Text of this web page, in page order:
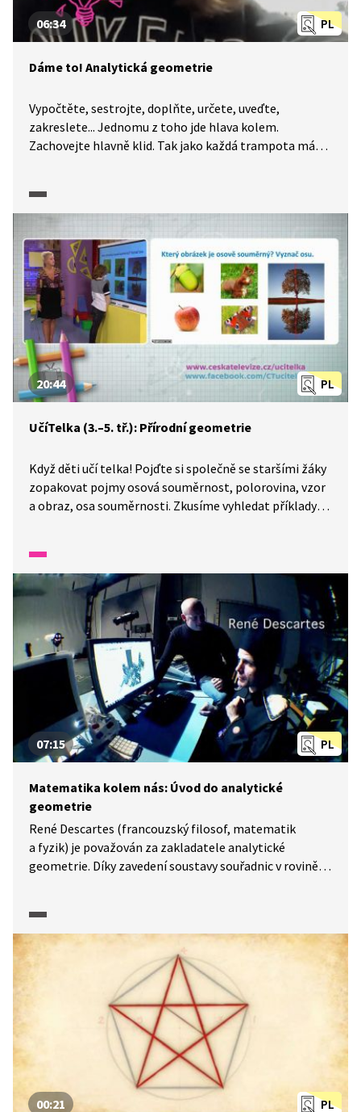
PL
06:34
Dáme to! Analytická geometrie
Vypočtěte, sestrojte, doplňte, určete, uveďte,
zakreslete... Jednomu z toho jde hlava kolem.
Zachovejte hlavně klid. Tak jako každá trampota má
je maturitní zkouška z matematiky každý rok trochu
jiná, okruhy popsané CERMATem se příliš nemění
a nároky na úspěšné složení maturity jsou popsány
poměrně přesně. A my a naše pracovní listy jsme tu
proto, abychom vám pomohli je splnit. Dnes se
společně podíváme na analytickou geometrii.
PL
20:44
UčíTelka (3.–5. tř.): Přírodní geometrie
Když děti učí telka! Pojďte si společně se staršími žáky
zopakovat pojmy osová souměrnost, polorovina, vzor
a obraz, osa souměrnosti. Zkusíme vyhledat příklady
PL
07:15
Matematika kolem nás: Úvod do analytické
geometrie
René Descartes (francouzský filosof, matematik
a fyzik) je považován za zakladatele analytické
geometrie. Díky zavedení soustavy souřadnic v rovině
můžeme představit i prostor čtyřrozměrný. Co je
k tomu potřeba? Čistá mysl. Pomocí úloh v pracovních
listech si zopakujete základní pojmy analytické
geometrie v rovině: vektory a přímky.
PL
00:21